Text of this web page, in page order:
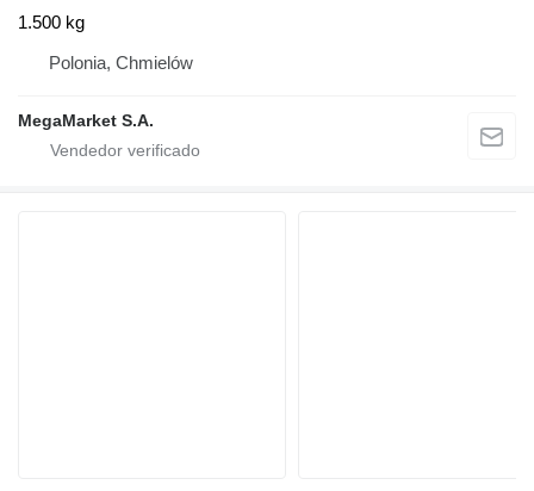
1.500 kg
Polonia, Chmielów
MegaMarket S.A.